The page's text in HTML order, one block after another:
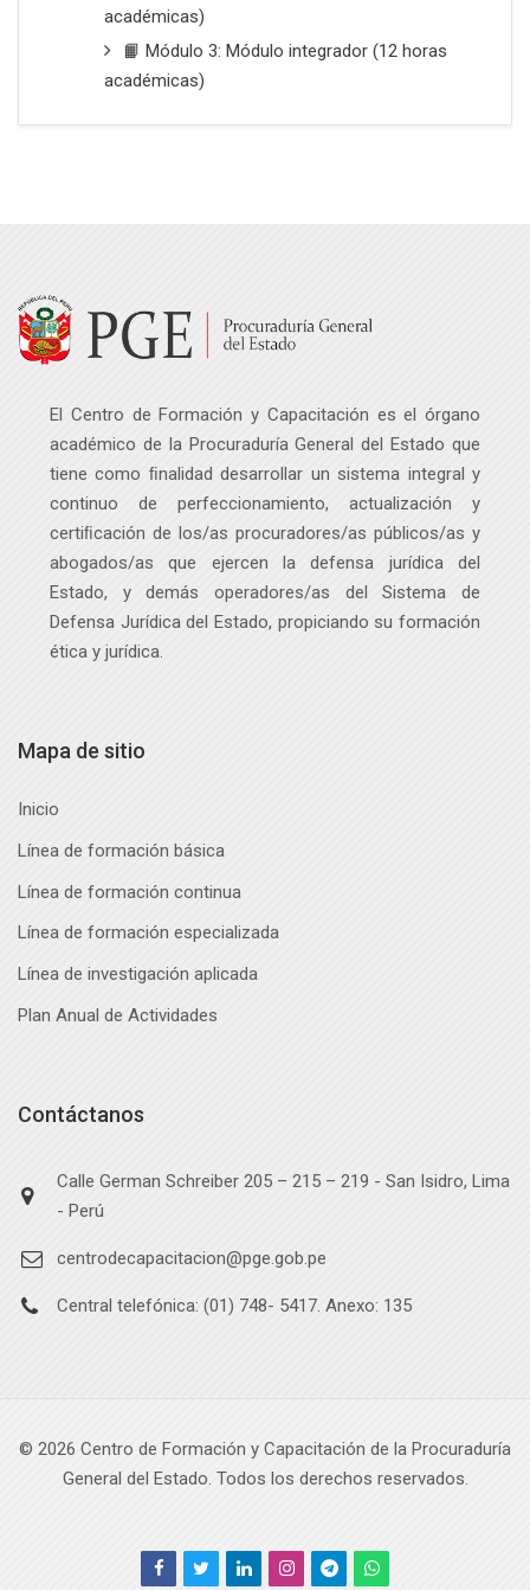
académicas)
📙 Módulo 3: Módulo integrador (12 horas
académicas)
El Centro de Formación y Capacitación es el órgano
académico de la Procuraduría General del Estado que
tiene como ﬁnalidad desarrollar un sistema integral y
continuo de perfeccionamiento, actualización y
certiﬁcación de los/as procuradores/as públicos/as y
abogados/as que ejercen la defensa jurídica del
Estado, y demás operadores/as del Sistema de
Defensa Jurídica del Estado, propiciando su formación
ética y jurídica.
Mapa de sitio
Inicio
Línea de formación básica
Línea de formación continua
Línea de formación especializada
Línea de investigación aplicada
Plan Anual de Actividades
Contáctanos
Calle German Schreiber 205 – 215 – 219 - San Isidro, Lima
- Perú
centrodecapacitacion@pge.gob.pe
Central telefónica: (01) 748- 5417. Anexo: 135
© 2026 Centro de Formación y Capacitación de la Procuraduría
General del Estado. Todos los derechos reservados.